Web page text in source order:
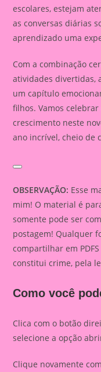
escolares, estejam
as conversas diárias
aprendizado uma
Com a combinação
atividades divertidas,
um capítulo
filhos. Vamos
crescimento neste
ano incrível, cheio de
OBSERVAÇÃO: Esse
mim! O material é
somente pode ser
postagem! Qualquer
compartilhar em
constitui crime, pela
Como você
Clica com o botão
selecione a opção
Clique novamente